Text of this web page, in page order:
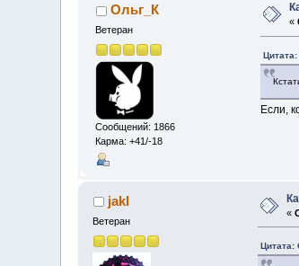
Ольг_К
Ветеран
Сообщений: 1866
Карма: +41/-18
«
Если,
jakl
Ветеран
«
Цитата: